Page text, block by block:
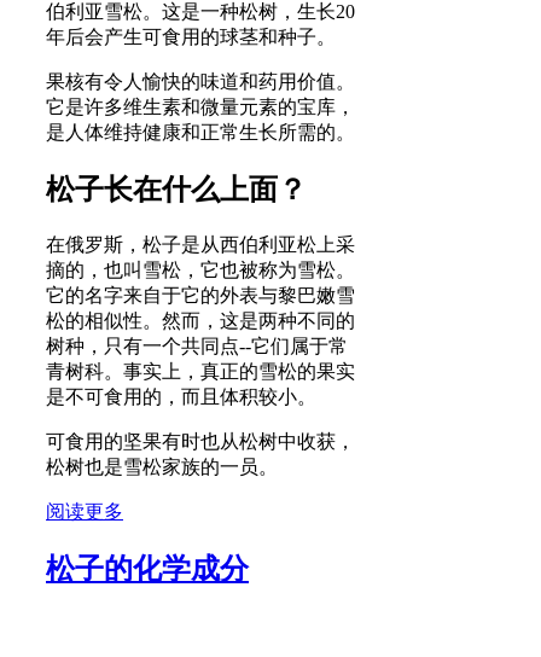
伯利亚雪松。这是一种松树，生长20
年后会产生可食用的球茎和种子。
果核有令人愉快的味道和药用价值。
它是许多维生素和微量元素的宝库，
是人体维持健康和正常生长所需的。
松子长在什么上面？
在俄罗斯，松子是从西伯利亚松上采
摘的，也叫雪松，它也被称为雪松。
它的名字来自于它的外表与黎巴嫩雪
松的相似性。然而，这是两种不同的
树种，只有一个共同点--它们属于常
青树科。事实上，真正的雪松的果实
是不可食用的，而且体积较小。
可食用的坚果有时也从松树中收获，
松树也是雪松家族的一员。
阅读更多
松子的化学成分